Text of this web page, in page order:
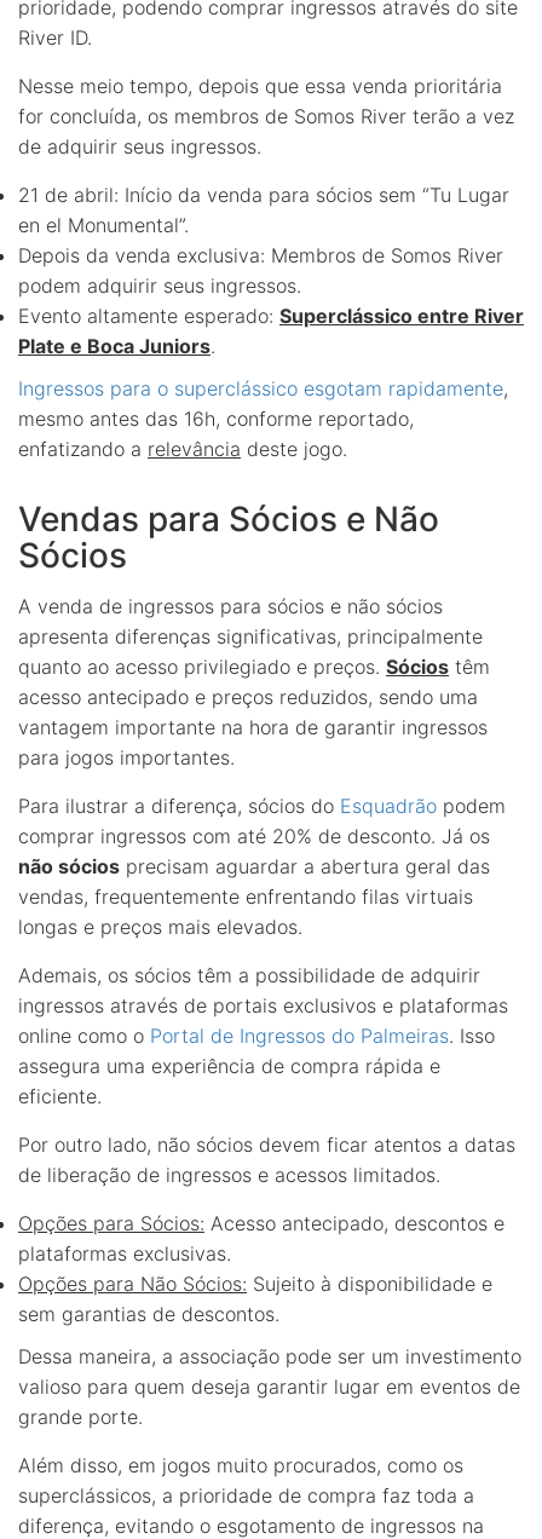
prioridade, podendo comprar ingressos através do site
River ID.
Nesse meio tempo, depois que essa venda prioritária
for concluída, os membros de Somos River terão a vez
de adquirir seus ingressos.
21 de abril: Início da venda para sócios sem “Tu Lugar
en el Monumental”.
Depois da venda exclusiva: Membros de Somos River
podem adquirir seus ingressos.
Evento altamente esperado: Superclássico entre River
Plate e Boca Juniors.
Ingressos para o superclássico esgotam rapidamente,
mesmo antes das 16h, conforme reportado,
enfatizando a relevância deste jogo.
Vendas para Sócios e Não
Sócios
A venda de ingressos para sócios e não sócios
apresenta diferenças significativas, principalmente
quanto ao acesso privilegiado e preços. Sócios têm
acesso antecipado e preços reduzidos, sendo uma
vantagem importante na hora de garantir ingressos
para jogos importantes.
Para ilustrar a diferença, sócios do Esquadrão podem
comprar ingressos com até 20% de desconto. Já os
não sócios precisam aguardar a abertura geral das
vendas, frequentemente enfrentando filas virtuais
longas e preços mais elevados.
Ademais, os sócios têm a possibilidade de adquirir
ingressos através de portais exclusivos e plataformas
online como o Portal de Ingressos do Palmeiras. Isso
assegura uma experiência de compra rápida e
eficiente.
Por outro lado, não sócios devem ficar atentos a datas
de liberação de ingressos e acessos limitados.
Opções para Sócios: Acesso antecipado, descontos e
plataformas exclusivas.
Opções para Não Sócios: Sujeito à disponibilidade e
sem garantias de descontos.
Dessa maneira, a associação pode ser um investimento
valioso para quem deseja garantir lugar em eventos de
grande porte.
Além disso, em jogos muito procurados, como os
superclássicos, a prioridade de compra faz toda a
diferença, evitando o esgotamento de ingressos na